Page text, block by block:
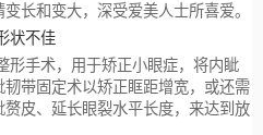
长和变大，深受爱美人士所喜爱。
状不佳
形手术，用于矫正小眼症，将内眦
带固定术以矫正眶距增宽，或还需
皮、延长眼裂水平长度，来达到放